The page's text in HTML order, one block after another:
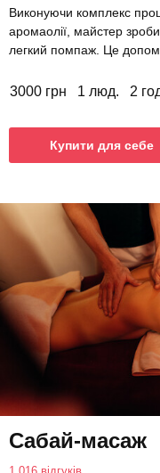
Виконуючи комплекс
аромаолії, майстер
легкий помпаж. Це
3000 грн 1 люд. 2
Купити для себе
Сабай-масаж